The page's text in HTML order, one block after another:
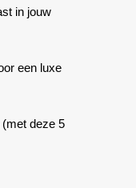
in jouw
een luxe
deze 5